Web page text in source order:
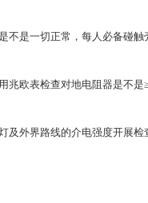
不是一切正常，每人必备碰触
兆欧表检查对地电阻器是不是
及外界路线的介电强度开展检